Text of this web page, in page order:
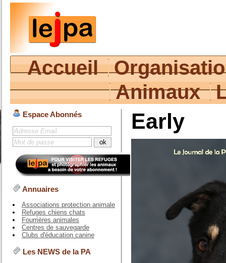
Accueil
Animaux
Espace Abonnés
Annuaires
Associations protection animale
Refuges chiens chats
Fourrières animales
Centres de sauvegarde
Clubs d'éducation canine
Les NEWS de la PA
Early